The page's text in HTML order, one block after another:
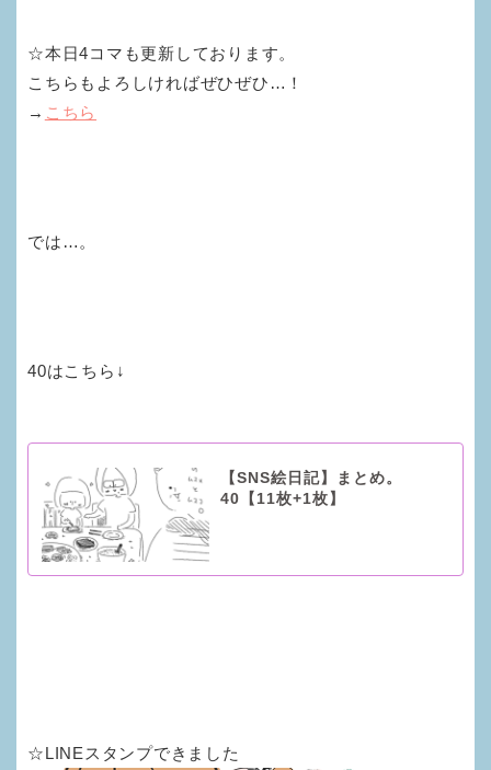
☆本日4コマも更新しております。
こちらもよろしければぜひぜひ…！
→ こちら
では…。
40はこちら↓
【SNS絵日記】まとめ。
40【11枚+1枚】
☆LINEスタンプできました